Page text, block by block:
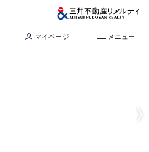
マイページ メニュー